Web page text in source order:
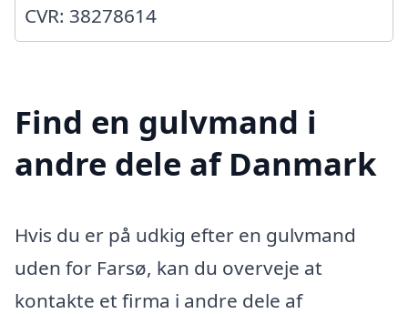
CVR: 38278614
Find en gulvmand i
andre dele af Danmark
Hvis du er på udkig efter en gulvmand
uden for Farsø, kan du overveje at
kontakte et firma i andre dele af